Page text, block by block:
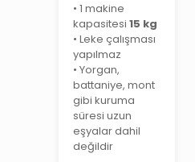
• 1 makine
kapasitesi 15 kg
• Leke çalışması
yapılmaz
• Yorgan,
battaniye, mont
gibi kuruma
süresi uzun
eşyalar dahil
değildir